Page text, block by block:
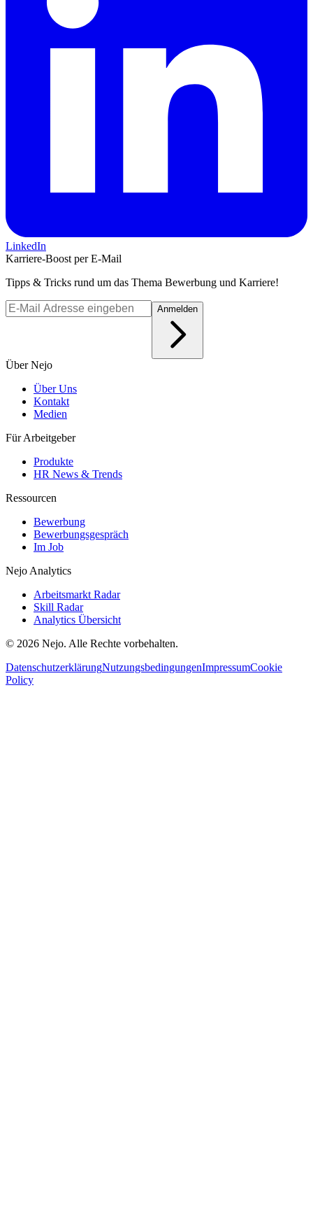
LinkedIn
Karriere-Boost per E-Mail
Tipps & Tricks rund um das Thema Bewerbung und Karriere!
Anmelden
Über Nejo
Über Uns
Kontakt
Medien
Für Arbeitgeber
Produkte
HR News & Trends
Ressourcen
Bewerbung
Bewerbungsgespräch
Im Job
Nejo Analytics
Arbeitsmarkt Radar
Skill Radar
Analytics Übersicht
© 2026 Nejo. Alle Rechte vorbehalten.
DatenschutzerklärungNutzungsbedingungenImpressumCookie
Policy